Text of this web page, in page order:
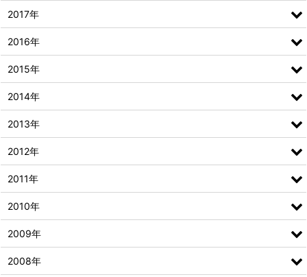
2017年
2016年
2015年
2014年
2013年
2012年
2011年
2010年
2009年
2008年